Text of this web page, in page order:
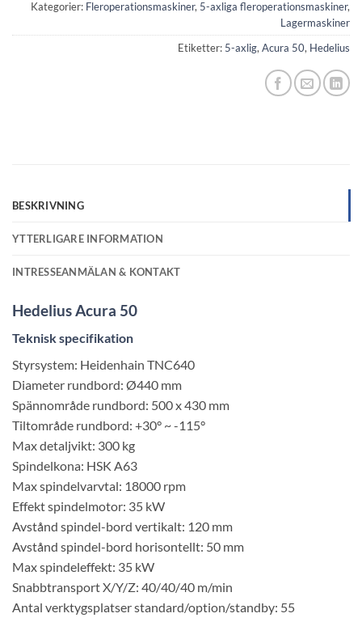
Kategorier: Fleroperationsmaskiner, 5-axliga fleroperationsmaskiner,
Lagermaskiner
Etiketter: 5-axlig, Acura 50, Hedelius
BESKRIVNING
YTTERLIGARE INFORMATION
INTRESSEANMÄLAN & KONTAKT
Hedelius Acura 50
Teknisk specifikation
Styrsystem: Heidenhain TNC640
Diameter rundbord: Ø440 mm
Spännområde rundbord: 500 x 430 mm
Tiltområde rundbord: +30° ~ -115°
Max detaljvikt: 300 kg
Spindelkona: HSK A63
Max spindelvarvtal: 18000 rpm
Effekt spindelmotor: 35 kW
Avstånd spindel-bord vertikalt: 120 mm
Avstånd spindel-bord horisontellt: 50 mm
Max spindeleffekt: 35 kW
Snabbtransport X/Y/Z: 40/40/40 m/min
Antal verktygsplatser standard/option/standby: 55